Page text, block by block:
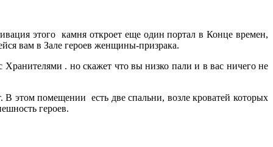
этого камня откроет еще один портал в Конце времен,
вам в Зале героев женщины-призрака.
. но скажет что вы низко пали и в вас ничего не
этом помещении есть две спальни, возле кроватей которых
героев.